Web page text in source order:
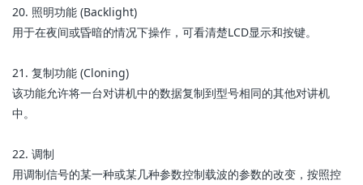
20. 照明功能 (Backlight)
用于在夜间或昏暗的情况下操作，可看清楚LCD显示和按键。
21. 复制功能 (Cloning)
该功能允许将一台对讲机中的数据复制到型号相同的其他对讲机
中。
22. 调制
用调制信号的某一种或某几种参数控制载波的参数的改变，按照控